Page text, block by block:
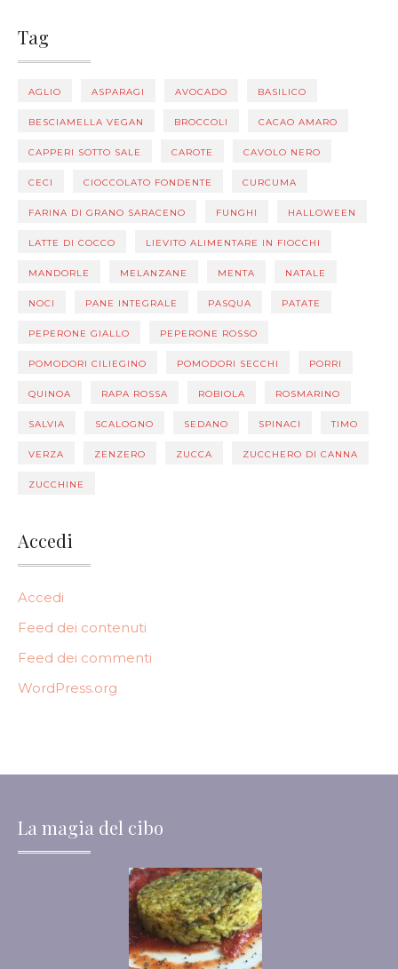
Tag
AGLIO ASPARAGI AVOCADO BASILICO
BESCIAMELLA VEGAN BROCCOLI CACAO AMARO
CAPPERI SOTTO SALE CAROTE CAVOLO NERO
CECI CIOCCOLATO FONDENTE CURCUMA
FARINA DI GRANO SARACENO FUNGHI HALLOWEEN
LATTE DI COCCO LIEVITO ALIMENTARE IN FIOCCHI
MANDORLE MELANZANE MENTA NATALE
NOCI PANE INTEGRALE PASQUA PATATE
PEPERONE GIALLO PEPERONE ROSSO
POMODORI CILIEGINO POMODORI SECCHI PORRI
QUINOA RAPA ROSSA ROBIOLA ROSMARINO
SALVIA SCALOGNO SEDANO SPINACI TIMO
VERZA ZENZERO ZUCCA ZUCCHERO DI CANNA
ZUCCHINE
Accedi
Accedi
Feed dei contenuti
Feed dei commenti
WordPress.org
La magia del cibo